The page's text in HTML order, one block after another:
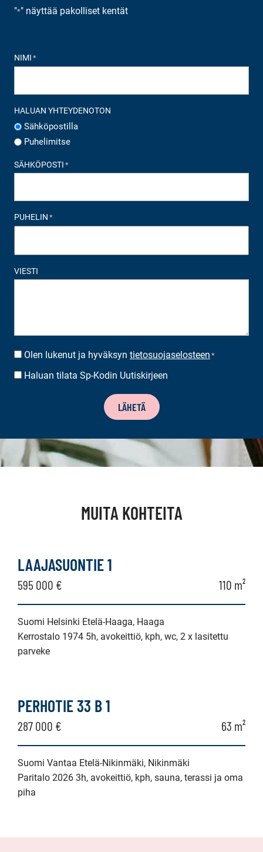
"*" näyttää pakolliset kentät
NIMI *
HALUAN YHTEYDENOTON
Sähköpostilla
Puhelimitse
SÄHKÖPOSTI *
PUHELIN *
VIESTI
SUOSTUMUS*
Olen lukenut ja hyväksyn tietosuojaselosteen *
UUTISKIRJEEN
Haluan tilata Sp-Kodin Uutiskirjeen
LÄHETÄ
MUITA KOHTEITA
LAAJASUONTIE 1
595 000 € 110 m²
Suomi Helsinki Etelä-Haaga, Haaga
Kerrostalo 1974 5h, avokeittiö, kph, wc, 2 x lasitettu
parveke
PERHOTIE 33 B 1
287 000 € 63 m²
Suomi Vantaa Etelä-Nikinmäki, Nikinmäki
Paritalo 2026 3h, avokeittiö, kph, sauna, terassi ja oma
piha